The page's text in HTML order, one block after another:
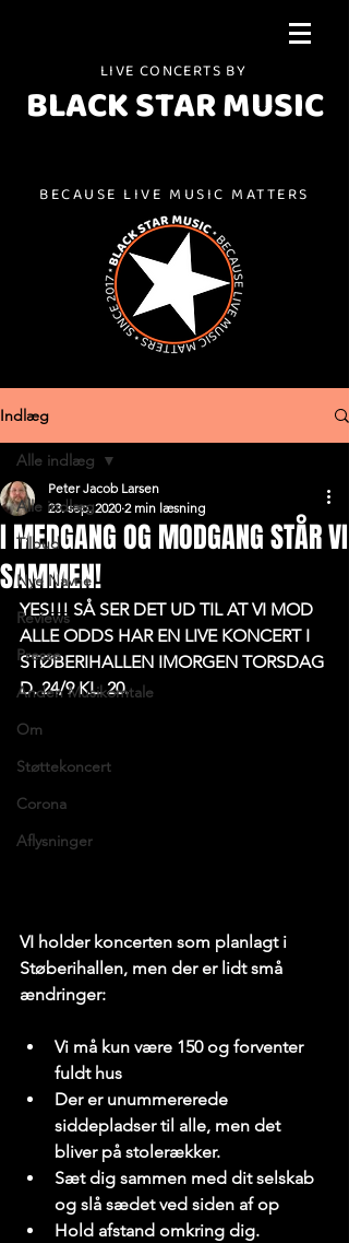
LIVE CONCERTS BY
BLACK STAR MUSIC
BECAUSE LIVE MUSIC MATTERS
Indlæg
Alle indlæg
Tilbud
Nye Navne
Reviews
Presse
Anden Musikomtale
Om
Støttekoncert
Corona
Aflysninger
Alle indlæg
I MEDGANG OG MODGANG STÅR VI
SAMMEN!
Peter Jacob Larsen
23. sep. 2020 2 min læsning
YES!!! SÅ SER DET UD TIL AT VI MOD
ALLE ODDS HAR EN LIVE KONCERT I
STØBERIHALLEN IMORGEN TORSDAG
D. 24/9 KL. 20.
VI holder koncerten som planlagt i
Støberihallen, men der er lidt små
ændringer:
Vi må kun være 150 og forventer
fuldt hus
Der er unummererede
siddepladser til alle, men det
bliver på stolerækker.
Sæt dig sammen med dit selskab
og slå sædet ved siden af op
Hold afstand omkring dig.